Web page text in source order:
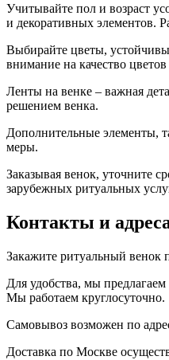
Учитывайте пол и возраст
и декоративных элементов.
Выбирайте цветы,
внимание на качество
Ленты на венке – важная
решением венка.
Дополнительные элементы,
меры.
Заказывая венок, уточните
зарубежных ритуальных
Контакты и
Закажите ритуальный венок
Для удобства, мы
Мы работаем круглосуточно.
Самовывоз возможен по
Доставка по Москве